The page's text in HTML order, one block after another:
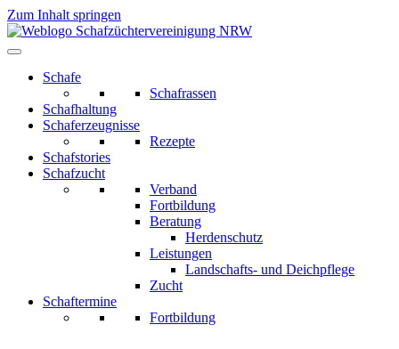
Zum Inhalt springen
Schafe
Schafrassen
Schafhaltung
Schaferzeugnisse
Rezepte
Schafstories
Schafzucht
Verband
Fortbildung
Beratung
Herdenschutz
Leistungen
Landschafts- und Deichpflege
Zucht
Schaftermine
Fortbildung